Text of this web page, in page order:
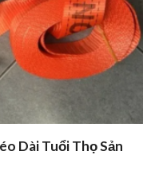
Dài Tuổi Thọ Sản